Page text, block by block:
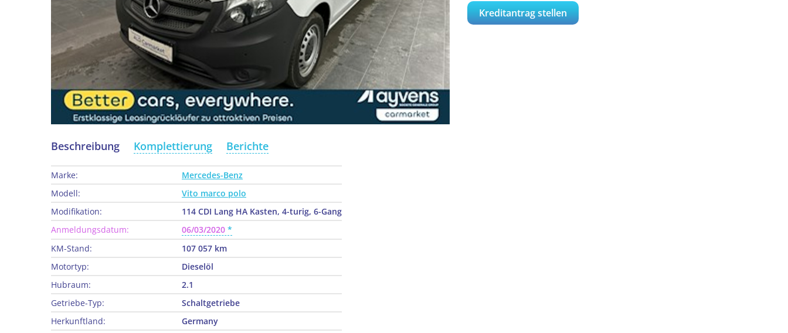
Kreditantrag stellen
Beschreibung Komplettierung Berichte
Marke:
Mercedes-Benz
Modell:
Vito marco polo
Modifikation:
114 CDI Lang HA Kasten, 4-turig, 6-Gang
Anmeldungsdatum:
06/03/2020
KM-Stand:
107 057 km
Motortyp:
Dieselöl
Hubraum:
2.1
Getriebe-Typ:
Schaltgetriebe
Herkunftland:
Germany